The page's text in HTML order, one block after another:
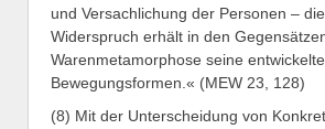
und Versachlichung der Personen –
Widerspruch erhält in den
Warenmetamorphose seine
Bewegungsformen.« (MEW 23, 128)
(8) Mit der Unterscheidung von